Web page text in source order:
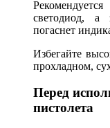
светодиод, а
погаснет
Избегайте
прохладном,
Перед
пистолета